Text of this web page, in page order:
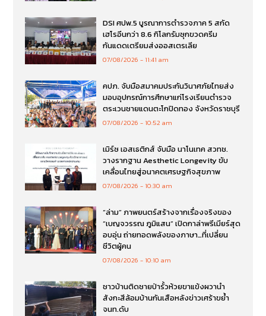
DSI ศปพ.5 บูรณาการตำรวจภาค 5 สกัด
เฮโรอีนกว่า 8.6 กิโลกรัมซุกขวดครีม
กันแดดเตรียมส่งออสเตรเลีย
07/08/2026 11:41 am
คปภ. จับมือสมาคมประกันวินาศภัยไทยส่ง
มอบอุปกรณ์การศึกษาแก่โรงเรียนตำรวจ
ตระเวนชายแดนตะโกปิดทอง จังหวัดราชบุรี
07/08/2026 10:52 am
เมิร์ซ เอสเธติกส์ จับมือ นาโนเทค สวทช.
วางรากฐาน Aesthetic Longevity ขับ
เคลื่อนไทยสู่อนาคตเศรษฐกิจสุขภาพ
07/08/2026 10:30 am
“ล่าม” ภาพยนตร์สร้างจากเรื่องจริงของ
“เบญจวรรณ ภูมิแสน” เปิดกาล่าพรีเมียร์สุด
อบอุ่น ถ่ายทอดพลังของภาษา…ที่เปลี่ยน
ชีวิตผู้คน
07/08/2026 10:10 am
ชาวบ้านติดชายป่ารั้วห้วยขาแข้งผวานำ
สังกะสีล้อมบ้านกันเสือหลังข่าวเศร้าขย้ำ
จนท.ดับ